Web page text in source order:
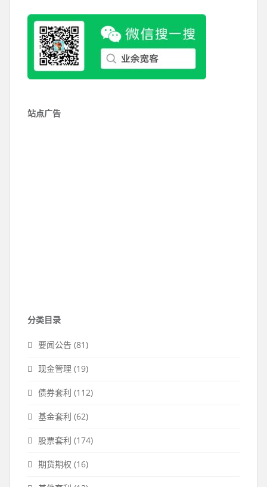
站点广告
分类目录
要闻公告 (81)
现金管理 (19)
债券套利 (112)
基金套利 (62)
股票套利 (174)
期货期权 (16)